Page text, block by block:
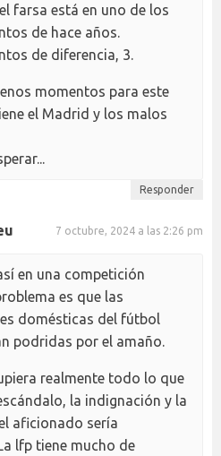
farsa está en uno de los
de hace años.
de diferencia, 3.
momentos para este
el Madrid y los malos
Responder
7 octubre, 2024 a las 2:26 pm
en una competición
es que las
domésticas del fútbol
podridas por el amaño.
realmente todo lo que
la indignación y la
aficionado sería
lfp tiene mucho de